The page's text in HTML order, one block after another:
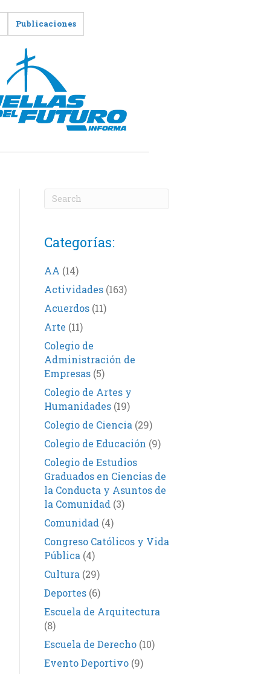
Publicaciones
Categorías:
AA (14)
Actividades(163)
Acuerdos(11)
Arte (11)
Colegio de
Administración de
Empresas(5)
Colegio de Artes y
Humanidades(19)
Colegio de Ciencia (29)
Colegio de Educación (9)
Colegio de Estudios
Graduados en Ciencias de
la Conducta y Asuntos de
la Comunidad (3)
Comunidad (4)
Congreso Católicos y Vida
Pública (4)
Cultura (29)
Deportes(6)
Escuela de Arquitectura
(8)
Escuela de Derecho(10)
Evento Deportivo(9)